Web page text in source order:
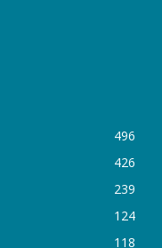
496
426
239
124
118